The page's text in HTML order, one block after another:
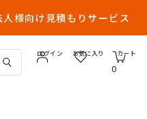
人様向け見積もりサービス
ログイン お気に入り
0
カート